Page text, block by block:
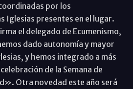
por los
Iglesias presentes en el lugar.
el delegado de Ecumenismo,
dado autonomía y mayor
y hemos integrado a más
de la Semana de
Otra novedad este año será